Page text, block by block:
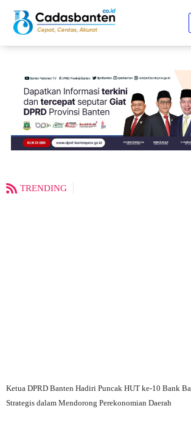
TRENDING
Ketua DPRD Banten Hadiri Puncak HUT ke-10 Bank
Strategis dalam Mendorong Perekonomian Daerah